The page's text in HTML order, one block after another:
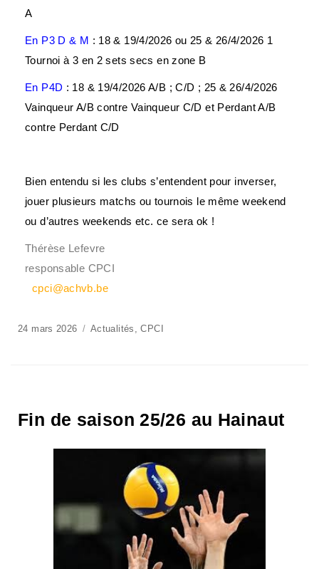
A
En P3 D & M : 18 & 19/4/2026 ou 25 & 26/4/2026 1
Tournoi à 3 en 2 sets secs en zone B
En P4D : 18 & 19/4/2026 A/B ; C/D ; 25 & 26/4/2026
Vainqueur A/B contre Vainqueur C/D et Perdant A/B
contre Perdant C/D
Bien entendu si les clubs s’entendent pour inverser,
jouer plusieurs matchs ou tournois le même weekend
ou d’autres weekends etc. ce sera ok !
Thérèse Lefevre
responsable CPCI
cpci@achvb.be
24 mars 2026 Actualités ,CPCI
Fin de saison 25/26 au Hainaut